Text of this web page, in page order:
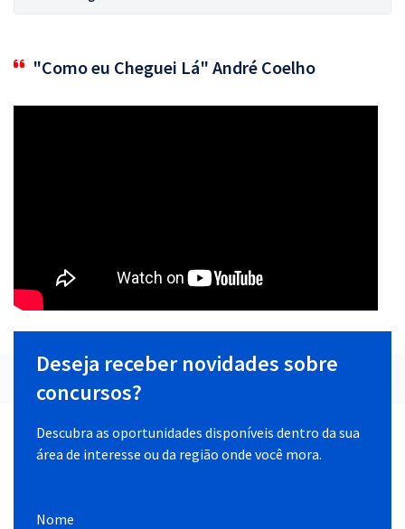
"Como eu Cheguei Lá" André Coelho
Deseja receber novidades sobre
concursos?
Descubra as oportunidades disponíveis dentro da sua
área de interesse ou da região onde você mora.
Nome